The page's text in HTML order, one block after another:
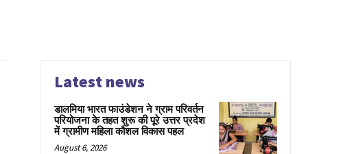
Latest news
डालमिया भारत फाउंडेशन ने ग्राम परिवर्तन
परियोजना के तहत शुरू की पूरे उत्तर प्रदेश
में ग्रामीण महिला कौशल विकास पहल
August 6, 2026